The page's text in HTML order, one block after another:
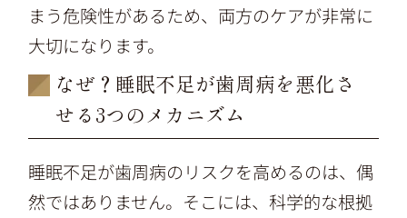
まう危険性があるため、両方のケアが非常に
大切になります。
なぜ？睡眠不足が歯周病を悪化さ
せる3つのメカニズム
睡眠不足が歯周病のリスクを高めるのは、偶
然ではありません。そこには、科学的な根拠